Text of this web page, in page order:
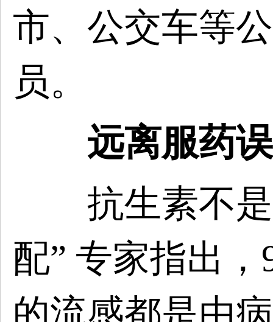
市、公交车等
员。
远离服药
抗生素不是
配” 专家指出
的流感都是由